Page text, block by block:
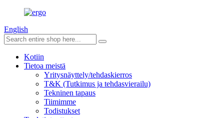
English
Kotiin
Tietoa meistä
Yritysnäyttely/tehdaskierros
T&K (Tutkimus ja tehdasvierailu)
Tekninen tapaus
Tiimimme
Todistukset